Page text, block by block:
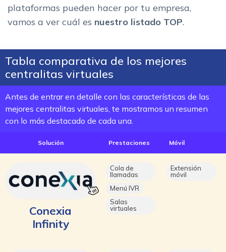
plataformas pueden hacer por tu empresa,
vamos a ver cuál es nuestro listado TOP.
Tabla comparativa de los mejores
centralitas virtuales
Antes de entrar en detalle con las características de las
mejores centralitas virtuales, te mostramos un resumen
con lo más destacado de cada una.
Solución Prestaciones Móvil
Conexia
Infinity
Cola de
llamadas
Menú IVR
Salas
virtuales
Extensión
móvil